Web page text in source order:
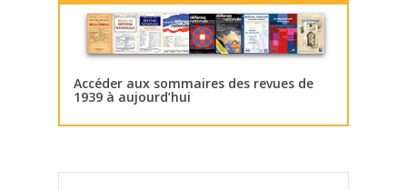
Accéder aux sommaires des revues de
1939 à aujourd’hui